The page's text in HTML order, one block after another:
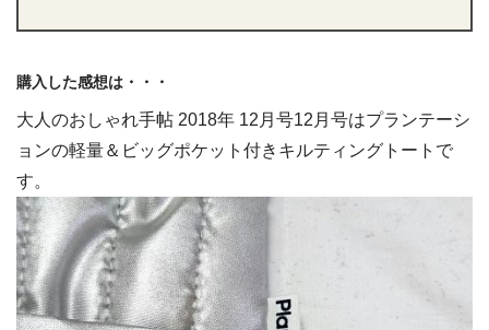
購入した感想は・・・
大人のおしゃれ手帖 2018年 12月号12月号はプランテーシ
ョンの軽量＆ビッグポケット付きキルティングトートで
す。